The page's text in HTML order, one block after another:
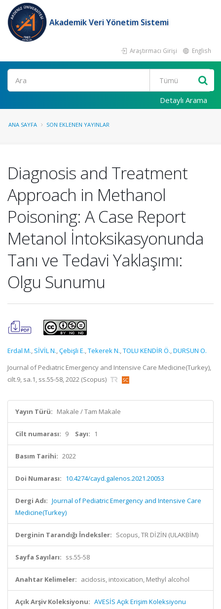
Akademik Veri Yönetim Sistemi
Araştırmacı Girişi English
Ara
Detaylı Arama
ANA SAYFA SON EKLENEN YAYINLAR
Diagnosis and Treatment
Approach in Methanol
Poisoning: A Case Report
Metanol İntoksikasyonunda
Tanı ve Tedavi Yaklaşımı:
Olgu Sunumu
Erdal M., SİVİL N.,Çebişli E.,Tekerek N.,TOLU KENDİR Ö.,DURSUN O.
Journal of Pediatric Emergency and Intensive Care Medicine(Turkey),
cilt.9, sa.1, ss.55-58, 2022 (Scopus)
Yayın Türü: Makale / Tam Makale
Cilt numarası: 9 Sayı: 1
Basım Tarihi: 2022
Doi Numarası: 10.4274/cayd.galenos.2021.20053
Dergi Adı: Journal of Pediatric Emergency and Intensive Care
Medicine(Turkey)
Derginin Tarandığı İndeksler: Scopus, TR DİZİN (ULAKBİM)
Sayfa Sayıları: ss.55-58
Anahtar Kelimeler: acidosis, intoxication, Methyl alcohol
Açık Arşiv Koleksiyonu: AVESİS Açık Erişim Koleksiyonu